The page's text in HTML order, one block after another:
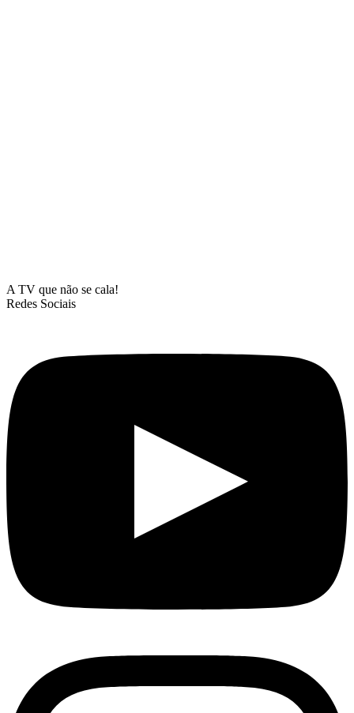
A TV que não se cala!
Redes Sociais